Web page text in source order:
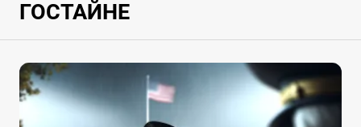
ГОСТАЙНЕ